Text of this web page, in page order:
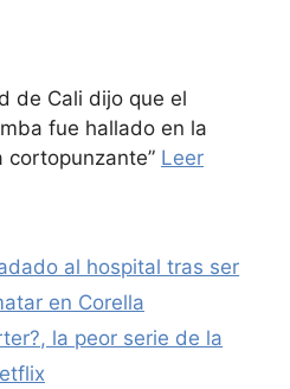
de Cali dijo que el
fue hallado en la
cortopunzante” Leer
al hospital tras ser
en Corella
la peor serie de la